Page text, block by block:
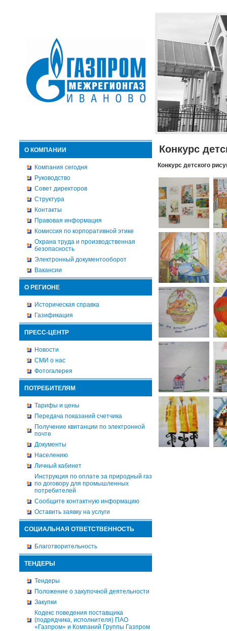
О КОМПАНИИ
Компания сегодня
Руководство
Совет директоров
Структура
Контакты
Правовая информация
Комиссия по корпоративной этике
Охрана труда и производственная
безопасность
Электронный документооборот
Вакансии
О РЕГИОНЕ
Историческая справка
Газификация
ПРЕСС-ЦЕНТР
Новости
СМИ о нас
Фотогалерея
ПОТРЕБИТЕЛЯМ
Тарифы и цены
Передача показаний счетчика
Получение квитанции по электронной
почте
Документы
Населению
Личный кабинет
Инструкция по оплате за природный газ
по договору для промышленных
потребителей
Сообщите контактную информацию
Оставить заявку на услуги
СОЦИАЛЬНАЯ ОТВЕТСТВЕННОСТЬ
Благотворительность
ТЕНДЕРЫ
Тендеры
Положение о закупочной деятельности
Закупки
Кодекс поведения поставщика
(подрядчика, исполнителя) ПАО
«Газпром» и Компаний Группы Газпром
Конкурс
Конкурс детского